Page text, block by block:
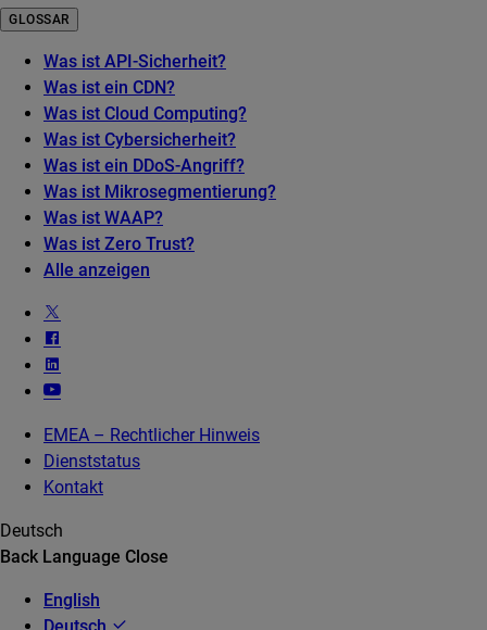
GLOSSAR
Was ist API-Sicherheit?
Was ist ein CDN?
Was ist Cloud Computing?
Was ist Cybersicherheit?
Was ist ein DDoS-Angriff?
Was ist Mikrosegmentierung?
Was ist WAAP?
Was ist Zero Trust?
Alle anzeigen
EMEA – Rechtlicher Hinweis
Dienststatus
Kontakt
Deutsch
Back Language Close
English